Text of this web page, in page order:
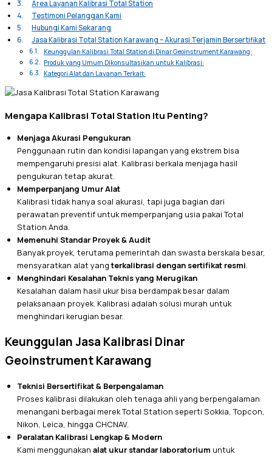
Area Layanan Kalibrasi Total Station
Testimoni Pelanggan Kami
Hubungi Kami Sekarang
Jasa Kalibrasi Total Station Karawang – Akurasi Terjamin Bersertifikat
Keunggulan Kalibrasi Total Station di Dinar Geoinstrument Karawang:
Produk yang Umum Dikonsultasikan untuk Kalibrasi:
Kategori Alat dan Layanan Terkait:
Mengapa Kalibrasi Total Station Itu Penting?
Menjaga Akurasi Pengukuran
Penggunaan rutin dan kondisi lapangan yang ekstrem bisa
mempengaruhi presisi alat. Kalibrasi berkala menjaga hasil
pengukuran tetap akurat.
Memperpanjang Umur Alat
Kalibrasi tidak hanya soal akurasi, tapi juga bagian dari
perawatan preventif untuk memperpanjang usia pakai Total
Station Anda.
Memenuhi Standar Proyek & Audit
Banyak proyek, terutama pemerintah dan swasta berskala besar,
mensyaratkan alat yangterkalibrasi dengan sertifikat resmi.
Menghindari Kesalahan Teknis yang Merugikan
Kesalahan dalam hasil ukur bisa berdampak besar dalam
pelaksanaan proyek. Kalibrasi adalah solusi murah untuk
menghindari kerugian besar.
Keunggulan Jasa Kalibrasi Dinar
Geoinstrument Karawang
Teknisi Bersertifikat & Berpengalaman
Proses kalibrasi dilakukan oleh tenaga ahli yang berpengalaman
menangani berbagai merek Total Station seperti Sokkia, Topcon,
Nikon, Leica, hingga CHCNAV.
Peralatan Kalibrasi Lengkap & Modern
Kami menggunakan alat ukur standar laboratorium untuk